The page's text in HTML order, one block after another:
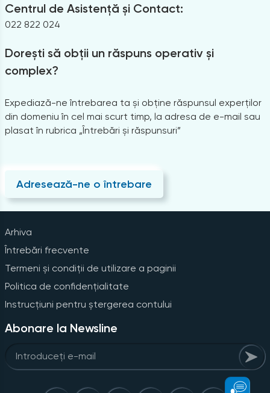
Centrul de Asistență și Contact:
022 822 024
Dorești să obții un răspuns operativ și
complex?
Expediază-ne întrebarea ta și obține răspunsul experților
din domeniu în cel mai scurt timp, la adresa de e-mail sau
plasat în rubrica „Întrebări și răspunsuri”
Adresează-ne o întrebare
Arhiva
Întrebări frecvente
Termeni și condiții de utilizare a paginii
Politica de confidențialitate
Instrucțiuni pentru ștergerea contului
Abonare la Newsline